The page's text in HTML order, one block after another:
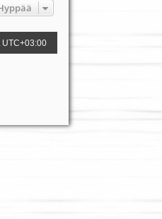
UTC+03:00